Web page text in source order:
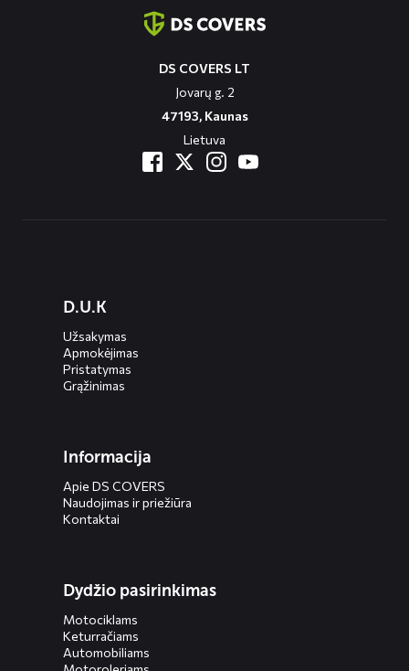
DS COVERS LT
Jovarų g. 2
47193, Kaunas
Lietuva
menusD.U.K
Užsakymas
Apmokėjimas
Pristatymas
Grąžinimas
Informacija
Apie DS COVERS
Naudojimas ir priežiūra
Kontaktai
Dydžio pasirinkimas
Motociklams
Keturračiams
Automobiliams